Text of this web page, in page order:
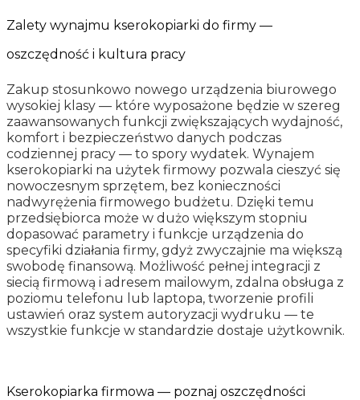
Zalety wynajmu kserokopiarki do firmy —
oszczędność i kultura pracy
Zakup stosunkowo nowego urządzenia biurowego
wysokiej klasy — które wyposażone będzie w szereg
zaawansowanych funkcji zwiększających wydajność,
komfort i bezpieczeństwo danych podczas
codziennej pracy — to spory wydatek. Wynajem
kserokopiarki na użytek firmowy pozwala cieszyć się
nowoczesnym sprzętem, bez konieczności
nadwyrężenia firmowego budżetu. Dzięki temu
przedsiębiorca może w dużo większym stopniu
dopasować parametry i funkcje urządzenia do
specyfiki działania firmy, gdyż zwyczajnie ma większą
swobodę finansową. Możliwość pełnej integracji z
siecią firmową i adresem mailowym, zdalna obsługa z
poziomu telefonu lub laptopa, tworzenie profili
ustawień oraz system autoryzacji wydruku — te
wszystkie funkcje w standardzie dostaje użytkownik.
Kserokopiarka firmowa — poznaj oszczędności